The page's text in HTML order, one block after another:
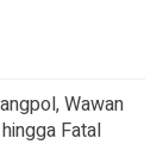
Wawan
Fatal